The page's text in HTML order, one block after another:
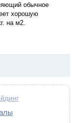
обычное
хорошую
на м2.